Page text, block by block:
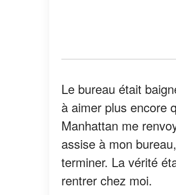
Le bureau était
à aimer plus encore
Manhattan me
assise à mon
terminer. La vérité
rentrer chez moi.